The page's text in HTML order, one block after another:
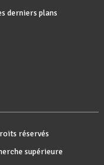
derniers plans
réservés
supérieure